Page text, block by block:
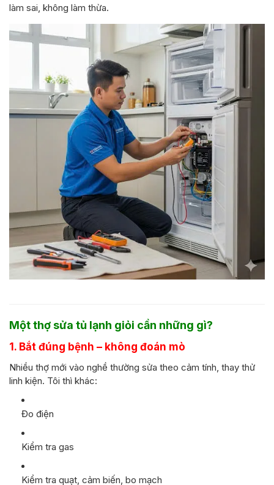
làm sai, không làm thừa.
Một thợ sửa tủ lạnh giỏi cần những gì?
1. Bắt đúng bệnh – không đoán mò
Nhiều thợ mới vào nghề thường sửa theo cảm tính, thay thử
linh kiện. Tôi thì khác:
Đo điện
Kiểm tra gas
Kiểm tra quạt, cảm biến, bo mạch